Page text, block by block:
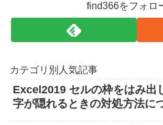
find366をフォロ
カテゴリ別人気記事
Excel2019 セルの枠をはみ出
字が隠れるときの対処方法に